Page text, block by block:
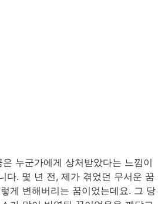
누군가에게 상처받았다는 느낌이
다. 몇 년 전, 제가 겪었던 무서운 꿈
게 변해버리는 꿈이었는데요. 그 당